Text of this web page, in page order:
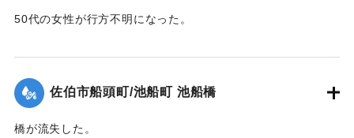
50代の女性が行方不明になった。
｜固有コード: 00481065
佐伯市船頭町/池船町 池船橋
橋が流失した。